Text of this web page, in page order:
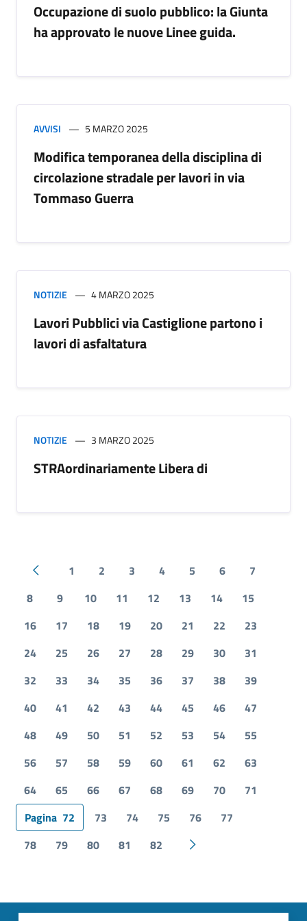
Occupazione di suolo pubblico: la Giunta
ha approvato le nuove Linee guida.
AVVISI 5 MARZO 2025
Modifica temporanea della disciplina di
circolazione stradale per lavori in via
Tommaso Guerra
NOTIZIE 4 MARZO 2025
Lavori Pubblici via Castiglione partono i
lavori di asfaltatura
NOTIZIE 3 MARZO 2025
STRAordinariamente Libera di
Pagina precedente
1 2 3 4 5 6
7
8
9 10 11 12 13 14
15
16
17 18 19 20 21 22
23
24
25 26 27 28 29 30
31
32
33 34 35 36 37 38
39
40
41 42 43 44 45 46
47
48
49 50 51 52 53 54
55
56
57 58 59 60 61 62
63
64
65 66 67 68 69 70
71
Pagina 72 73 74 75 76
77
78
79 80 81 82 Pagina successiva